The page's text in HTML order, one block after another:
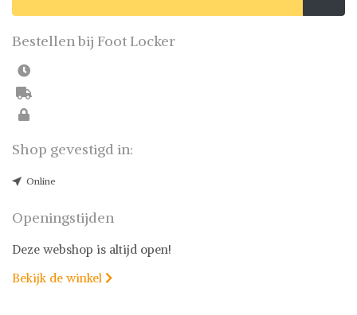
Bestellen bij Foot Locker
Shop gevestigd in:
Online
Openingstijden
Deze webshop is altijd open!
Bekijk de winkel 